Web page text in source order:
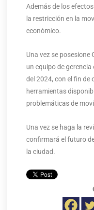
Además de los
la restricción en la
económico.
Una vez se posesione
un equipo de
del 2024, con el fin de
herramientas
problemáticas de
Una vez se haga la
confirmará el futuro
la ciudad.